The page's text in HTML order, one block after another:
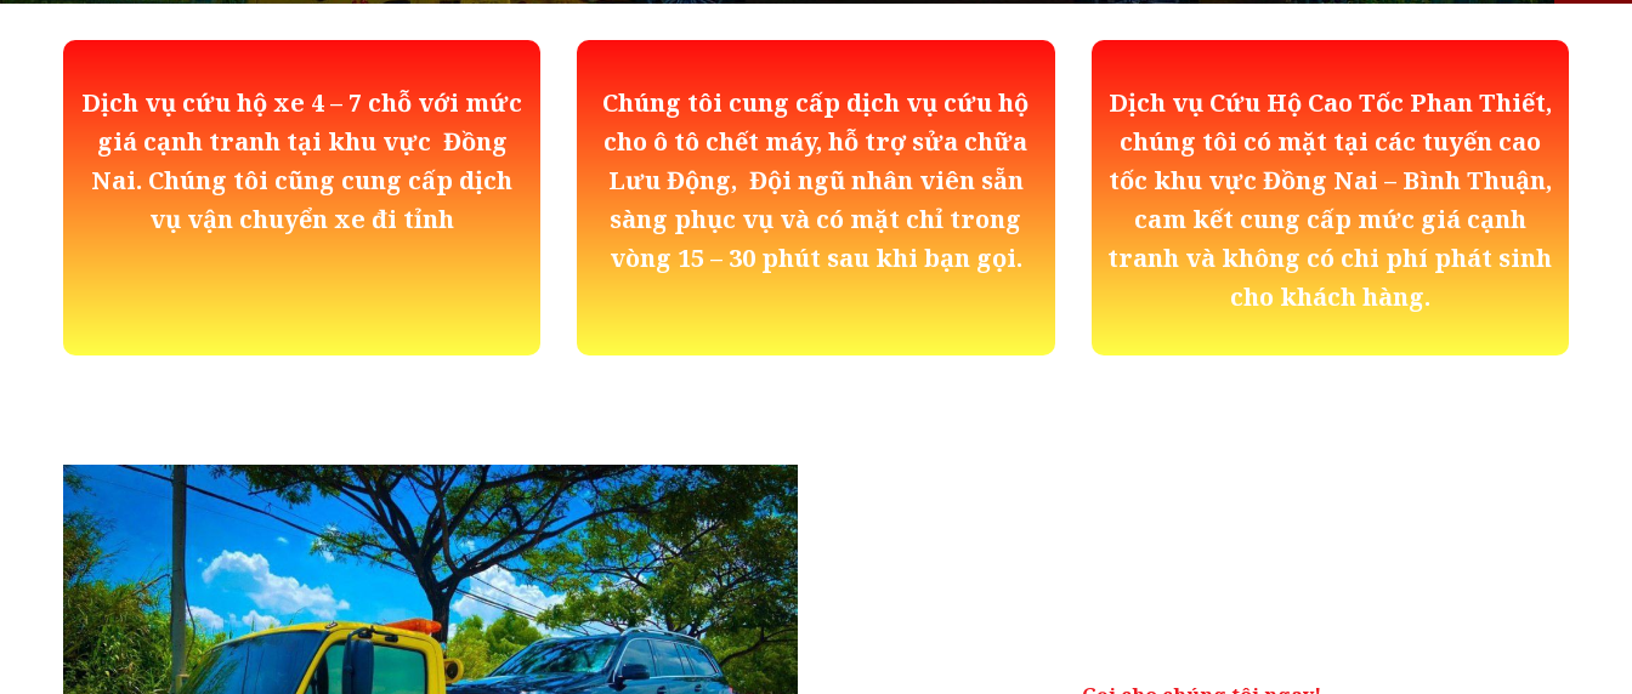
Dịch vụ cứu hộ xe 4 – 7 chỗ với mức
giá cạnh tranh tại khu vực Đồng
Nai. Chúng tôi cũng cung cấp dịch
vụ vận chuyển xe đi tỉnh
Chúng tôi cung cấp dịch vụ cứu hộ
cho ô tô chết máy, hỗ trợ sửa chữa
Lưu Động, Đội ngũ nhân viên sẵn
sàng phục vụ và có mặt chỉ trong
vòng 15 – 30 phút sau khi bạn gọi.
Dịch vụ Cứu Hộ Cao Tốc Phan Thiết,
chúng tôi có mặt tại các tuyến cao
tốc khu vực Đồng Nai – Bình Thuận,
cam kết cung cấp mức giá cạnh
tranh và không có chi phí phát sinh
cho khách hàng.